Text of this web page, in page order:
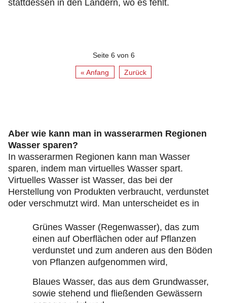
stattdessen in den Ländern, wo es fehlt.
Seite 6 von 6
« Anfang Zurück
Aber wie kann man in wasserarmen Regionen
Wasser sparen?
In wasserarmen Regionen kann man Wasser
sparen, indem man virtuelles Wasser spart.
Virtuelles Wasser ist Wasser, das bei der
Herstellung von Produkten verbraucht, verdunstet
oder verschmutzt wird. Man unterscheidet es in
Grünes Wasser (Regenwasser), das zum
einen auf Oberflächen oder auf Pflanzen
verdunstet und zum anderen aus den Böden
von Pflanzen aufgenommen wird,
Blaues Wasser, das aus dem Grundwasser,
sowie stehend und fließenden Gewässern